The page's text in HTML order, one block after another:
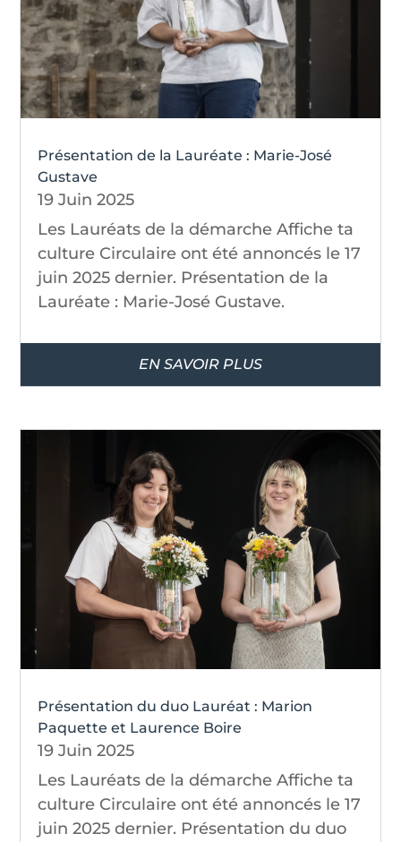
Présentation de la Lauréate : Marie-José
Gustave
19 Juin 2025
Les Lauréats de la démarche Affiche ta
culture Circulaire ont été annoncés le 17
juin 2025 dernier. Présentation de la
Lauréate : Marie-José Gustave.
EN SAVOIR PLUS
Présentation du duo Lauréat : Marion
Paquette et Laurence Boire
19 Juin 2025
Les Lauréats de la démarche Affiche ta
culture Circulaire ont été annoncés le 17
juin 2025 dernier. Présentation du duo